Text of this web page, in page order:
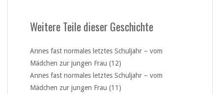
Weitere Teile dieser Geschichte
Annes fast normales letztes Schuljahr – vom
Mädchen zur jungen Frau (12)
Annes fast normales letztes Schuljahr – vom
Mädchen zur jungen Frau (11)